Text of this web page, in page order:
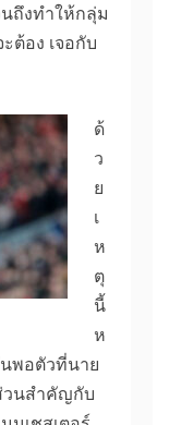
ถึงทำให้กลุ่ม
ต้อง เจอกับ
ด้
ว
ย
เ
ห
ตุ
นี้
ห
พอตัวที่นาย
วนสำคัญกับ